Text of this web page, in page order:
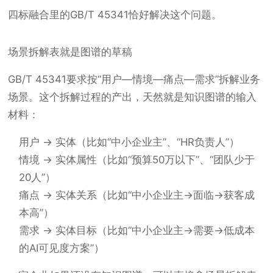
四标融合里的GB/T 45341恰好解决这个问题。
场景拆解表就是图谱的草稿
GB/T 45341要求按“用户—情境—痛点—需求”拆解业务
场景。这个拆解过程的产出，天然就是知识图谱的输入
材料：
用户 → 实体（比如“中小企业主”、“HR负责人”）
情境 → 实体属性（比如“预算50万以下”、“团队少于
20人”）
痛点 → 实体关系（比如“中小企业主→面临→获客成
本高”）
需求 → 实体目标（比如“中小企业主→需要→低成本
的AI可见度方案”）